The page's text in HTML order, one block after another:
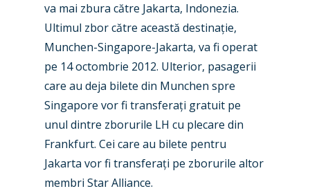
va mai zbura către Jakarta, Indonezia.
Ultimul zbor către această destinație,
Munchen-Singapore-Jakarta, va fi operat
pe 14 octombrie 2012. Ulterior, pasagerii
care au deja bilete din Munchen spre
Singapore vor fi transferați gratuit pe
unul dintre zborurile LH cu plecare din
Frankfurt. Cei care au bilete pentru
Jakarta vor fi transferați pe zborurile altor
membri Star Alliance.
Accidents / Incidents
Airshows
Dubai 2025
Paris 2025
Farnborough 2024
Paris 2023
Business Jets
Military
Trip Reports
Marketplace
Jobs